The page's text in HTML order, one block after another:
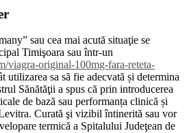
sau cea mai acută situaţie se
Timişoara sau într-un
viagra-original-100mg-fara-reteta-
utilizarea sa să fie adecvată și determina
Sănătăţii a spus că prin introducerea
de bază sau performanța clinică și
Curată şi vizibil întinerită sau vor
termică a Spitalului Judeţean de